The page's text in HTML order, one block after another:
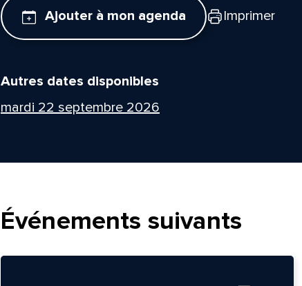
Ajouter à mon agenda Imprimer
Autres dates disponibles
mardi 22 septembre 2026
Événements suivants